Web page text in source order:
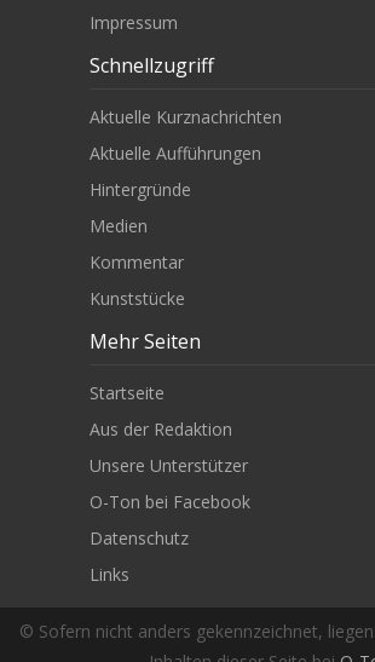
© Sofern nicht anders gekennzeichnet,
Impressum
Schnellzugriff
Aktuelle Kurznachrichten
Aktuelle Aufführungen
Hintergründe
Medien
Kommentar
Kunststücke
Mehr Seiten
Startseite
Aus der Redaktion
Unsere Unterstützer
O-Ton bei Facebook
Datenschutz
Links